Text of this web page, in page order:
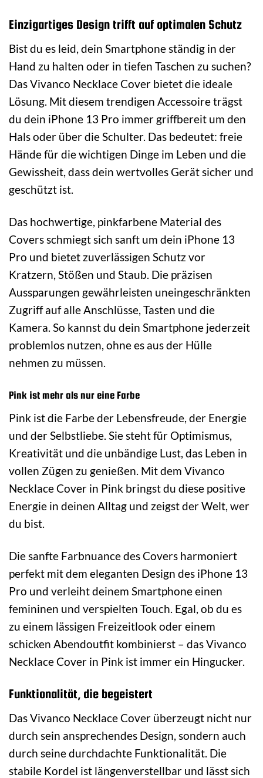
Einzigartiges Design trifft auf optimalen Schutz
Bist du es leid, dein Smartphone ständig in der
Hand zu halten oder in tiefen Taschen zu suchen?
Das Vivanco Necklace Cover bietet die ideale
Lösung. Mit diesem trendigen Accessoire trägst
du dein iPhone 13 Pro immer griffbereit um den
Hals oder über die Schulter. Das bedeutet: freie
Hände für die wichtigen Dinge im Leben und die
Gewissheit, dass dein wertvolles Gerät sicher und
geschützt ist.
Das hochwertige, pinkfarbene Material des
Covers schmiegt sich sanft um dein iPhone 13
Pro und bietet zuverlässigen Schutz vor
Kratzern, Stößen und Staub. Die präzisen
Aussparungen gewährleisten uneingeschränkten
Zugriff auf alle Anschlüsse, Tasten und die
Kamera. So kannst du dein Smartphone jederzeit
problemlos nutzen, ohne es aus der Hülle
nehmen zu müssen.
Pink ist mehr als nur eine Farbe
Pink ist die Farbe der Lebensfreude, der Energie
und der Selbstliebe. Sie steht für Optimismus,
Kreativität und die unbändige Lust, das Leben in
vollen Zügen zu genießen. Mit dem Vivanco
Necklace Cover in Pink bringst du diese positive
Energie in deinen Alltag und zeigst der Welt, wer
du bist.
Die sanfte Farbnuance des Covers harmoniert
perfekt mit dem eleganten Design des iPhone 13
Pro und verleiht deinem Smartphone einen
femininen und verspielten Touch. Egal, ob du es
zu einem lässigen Freizeitlook oder einem
schicken Abendoutfit kombinierst – das Vivanco
Necklace Cover in Pink ist immer ein Hingucker.
Funktionalität, die begeistert
Das Vivanco Necklace Cover überzeugt nicht nur
durch sein ansprechendes Design, sondern auch
durch seine durchdachte Funktionalität. Die
stabile Kordel ist längenverstellbar und lässt sich